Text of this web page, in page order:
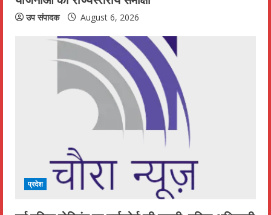
उप संपादक August 6, 2026
प्रदेश